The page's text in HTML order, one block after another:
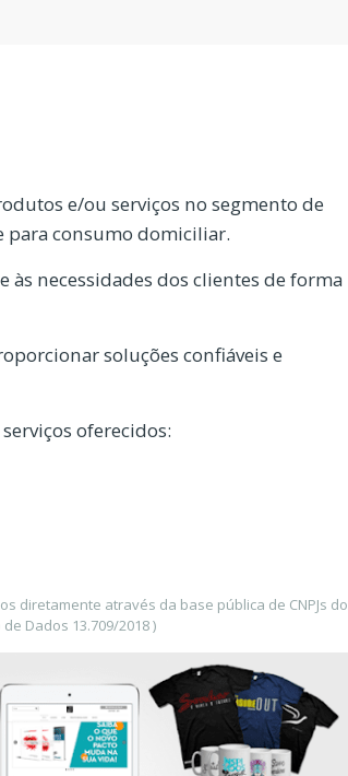
e/ou serviços no segmento de
consumo domiciliar.
necessidades dos clientes de forma
soluções confiáveis e
oferecidos:
diretamente através da base pública de CNPJs do
Dados 13.709/2018 )